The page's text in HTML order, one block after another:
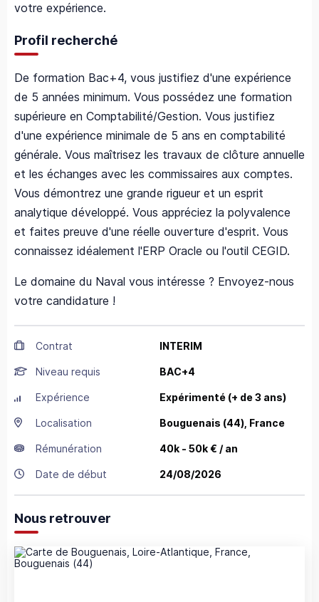
votre expérience.
Profil recherché
De formation Bac+4, vous justifiez d'une expérience
de 5 années minimum. Vous possédez une formation
supérieure en Comptabilité/Gestion. Vous justifiez
d'une expérience minimale de 5 ans en comptabilité
générale. Vous maîtrisez les travaux de clôture annuelle
et les échanges avec les commissaires aux comptes.
Vous démontrez une grande rigueur et un esprit
analytique développé. Vous appréciez la polyvalence
et faites preuve d'une réelle ouverture d'esprit. Vous
connaissez idéalement l'ERP Oracle ou l'outil CEGID.
Le domaine du Naval vous intéresse ? Envoyez-nous
votre candidature !
Contrat INTERIM
Niveau requis BAC+4
Expérience Expérimenté (+ de 3 ans)
Localisation Bouguenais (44), France
Rémunération 40k - 50k € / an
Date de début 24/08/2026
Nous retrouver